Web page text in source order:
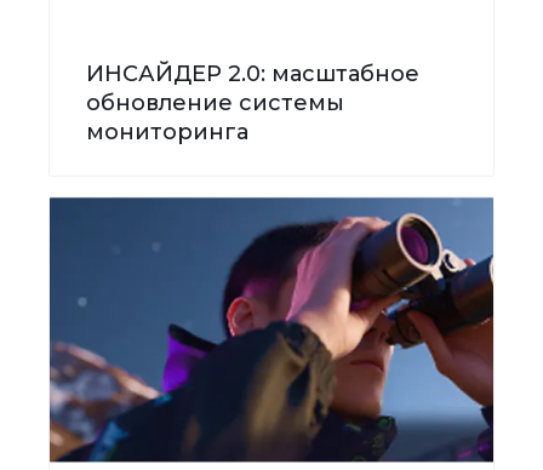
ИНСАЙДЕР 2.0: масштабное
обновление системы
мониторинга